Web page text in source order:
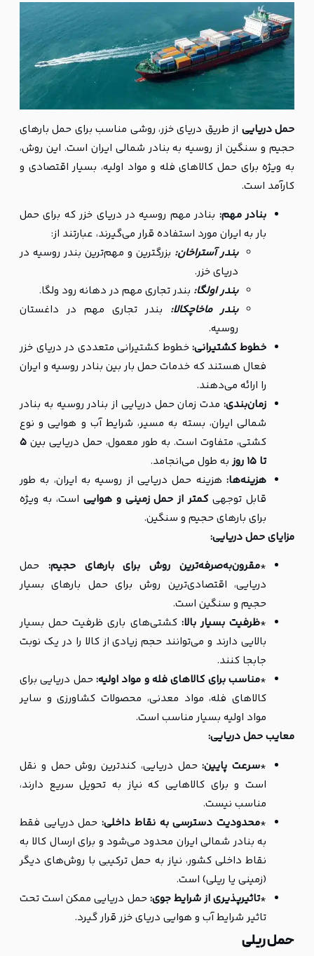
حمل دریایی از طریق دریای خزر، روشی مناسب برای حمل بارهای
حجیم و سنگین از روسیه به بنادر شمالی ایران است. این روش،
به ویژه برای حمل کالاهای فله و مواد اولیه، بسیار اقتصادی و
کارآمد است.
بنادر مهم: بنادر مهم روسیه در دریای خزر که برای حمل
بار به ایران مورد استفاده قرار می‌گیرند، عبارتند از:
بندر آستراخان: بزرگترین و مهم‌ترین بندر روسیه در
دریای خزر.
بندر اولگا: بندر تجاری مهم در دهانه رود ولگا.
بندر ماخاچکالا: بندر تجاری مهم در داغستان
روسیه.
خطوط کشتیرانی:خطوط کشتیرانی متعددی در دریای خزر
فعال هستند که خدمات حمل بار بین بنادر روسیه و ایران
را ارائه می‌دهند.
زمان‌بندی: مدت زمان حمل دریایی از بنادر روسیه به بنادر
شمالی ایران، بسته به مسیر، شرایط آب و هوایی و نوع
کشتی، متفاوت است. به طور معمول، حمل دریایی بین 5
تا 15 روز
به طول می‌انجامد.
هزینه‌ها: هزینه حمل دریایی از روسیه به ایران، به طور
قابل توجهی کمتر از حمل زمینی و هوایی است، به ویژه
برای بارهای حجیم و سنگین.
مزایای حمل دریایی:
*مقرون‌به‌صرفه‌ترین روش برای بارهای حجیم: حمل
دریایی، اقتصادی‌ترین روش برای حمل بارهای بسیار
حجیم و سنگین است.
*ظرفیت بسیار بالا: کشتی‌های باری ظرفیت حمل بسیار
بالایی دارند و می‌توانند حجم زیادی از کالا را در یک نوبت
جابجا کنند.
*مناسب برای کالاهای فله و مواد اولیه:حمل دریایی برای
کالاهای فله، مواد معدنی، محصولات کشاورزی و سایر
مواد اولیه بسیار مناسب است.
معایب حمل دریایی:
*سرعت پایین:حمل دریایی، کندترین روش حمل و نقل
است و برای کالاهایی که نیاز به تحویل سریع دارند،
مناسب نیست.
*محدودیت دسترسی به نقاط داخلی:حمل دریایی فقط
به بنادر شمالی ایران محدود می‌شود و برای ارسال کالا به
نقاط داخلی کشور، نیاز به حمل ترکیبی با روش‌های دیگر
(زمینی یا ریلی) است.
*تاثیرپذیری از شرایط جوی:حمل دریایی ممکن است تحت
تاثیر شرایط آب و هوایی دریای خزر قرار گیرد.
حمل ریلی